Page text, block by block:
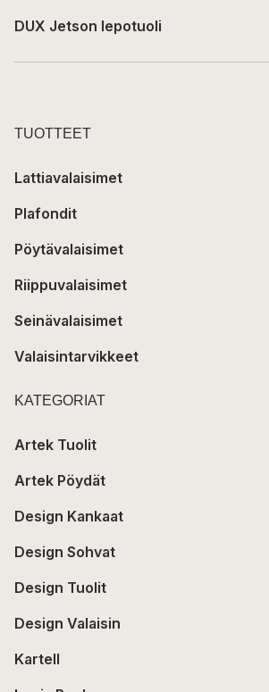
DUX Jetson lepotuoli
TUOTTEET
Lattiavalaisimet
Plafondit
Pöytävalaisimet
Riippuvalaisimet
Seinävalaisimet
Valaisintarvikkeet
KATEGORIAT
Artek Tuolit
Artek Pöydät
Design Kankaat
Design Sohvat
Design Tuolit
Design Valaisin
Kartell